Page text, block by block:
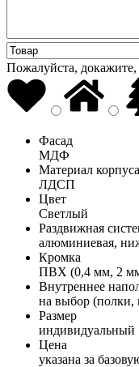
Пожалуйста,
Фасад
МДФ
Материал корпуса
ЛДСП
Цвет
Светлый
Раздвижная
алюминиевая,
Кромка
ПВХ (0,4 мм, 2
Внутреннее
на выбор (полки,
Размер
индивидуальный
Цена
указана за